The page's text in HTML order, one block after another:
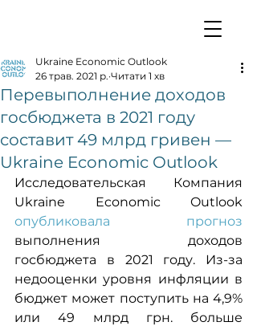
Перевыполнение доходов
госбюджета в 2021 году
составит 49 млрд гривен —
Ukraine Economic Outlook
Ukraine Economic Outlook
26 трав. 2021 р. Читати 1 хв
Исследовательская Компания
опубликовала прогноз
выполнения доходов
госбюджета в 2021 году. Из-за
недооценки уровня инфляции в
бюджет может поступить на 4,9%
или 49 млрд грн. больше